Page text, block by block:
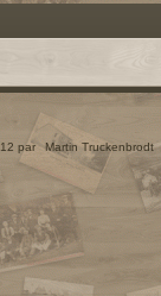
par Martin Truckenbrodt